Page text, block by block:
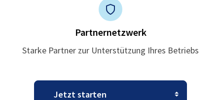
Partnernetzwerk
Starke Partner zur Unterstützung Ihres Betriebs